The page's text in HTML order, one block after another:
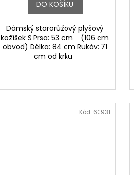
DO KOŠÍKU
Dámský starorůžový plyšový
kožíšek S Prsa: 53 cm (106 cm
obvod) Délka: 84 cm Rukáv: 71
cm od krku
Kód: 60931